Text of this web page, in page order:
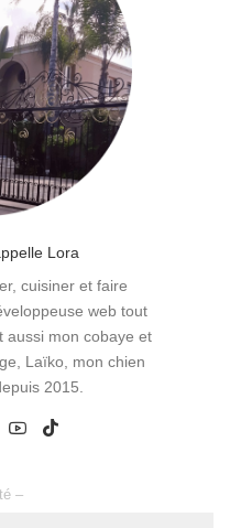
Lora
cuisiner et faire
web tout
aussi mon cobaye et
Laïko, mon chien
2015.
–